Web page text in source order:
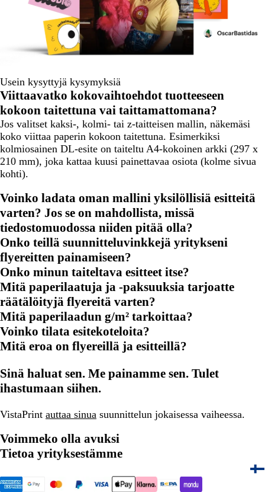
Usein kysyttyjä kysymyksiä
Viittaavatko kokovaihtoehdot tuotteeseen
kokoon taitettuna vai taittamattomana?
Jos valitset kaksi-, kolmi- tai z-taitteisen mallin, näkemäsi
koko viittaa paperin kokoon taitettuna. Esimerkiksi
kolmiosainen DL-esite on taiteltu A4-kokoinen arkki (297 x
210 mm), joka kattaa kuusi painettavaa osiota (kolme sivua
kohti).
Voinko ladata oman mallini yksilöllisiä esitteitä
varten? Jos se on mahdollista, missä
tiedostomuodossa niiden pitää olla?
Onko teillä suunnitteluvinkkejä yritykseni
flyereitten painamiseen?
Onko minun taiteltava esitteet itse?
Mitä paperilaatuja ja -paksuuksia tarjoatte
räätälöityjä flyereitä varten?
Mitä paperilaadun g/m² tarkoittaa?
Voinko tilata esitekoteloita?
Mitä eroa on flyereillä ja esitteillä?
Sinä haluat sen. Me painamme sen. Tulet
ihastumaan siihen.
VistaPrint auttaa sinua suunnittelun jokaisessa vaiheessa.
Voimmeko olla avuksi
Tietoa yrityksestämme